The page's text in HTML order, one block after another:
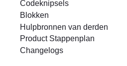
Codeknipsels
Blokken
Hulpbronnen van derden
Product Stappenplan
Changelogs